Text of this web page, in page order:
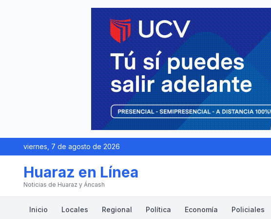
viernes, 7 de agosto de 2026
Huaraz en Línea
Noticias de Huaraz y Áncash
Inicio Locales Regional Política Economía Policiales